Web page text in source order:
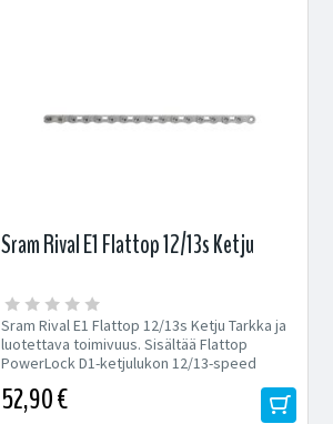
Sram Rival E1 Flattop 12/13s Ketju
Sram Rival E1 Flattop 12/13s Ketju Tarkka ja
luotettava toimivuus. Sisältää Flattop
PowerLock D1-ketjulukon 12/13-speed
52,90 €